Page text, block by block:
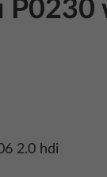
2.0 hdi